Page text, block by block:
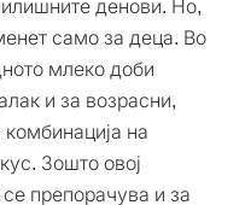
денови. Но,
само за деца. Во
млеко доби
и за возрасни,
на
Зошто овој
препорачува и за